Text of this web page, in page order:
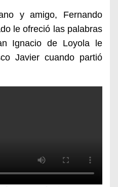
y amigo, Fernando
le ofreció las palabras
Ignacio de Loyola le
Javier cuando partió